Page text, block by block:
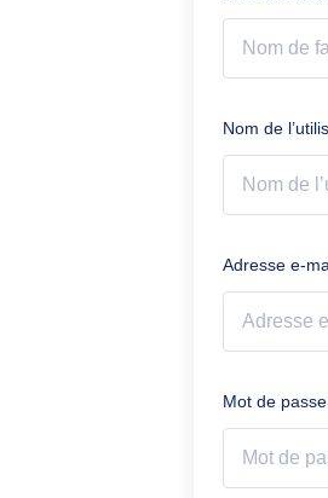
Nom de
Adresse e-
Mot de passe